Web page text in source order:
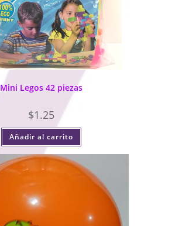
Mini Legos 42 piezas
$1.25
Añadir al carrito